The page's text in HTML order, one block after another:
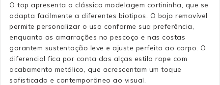
O top apresenta a clássica modelagem cortininha, que se
adapta facilmente a diferentes biotipos. O bojo removível
permite personalizar o uso conforme sua preferência,
enquanto as amarrações no pescoço e nas costas
garantem sustentação leve e ajuste perfeito ao corpo. O
diferencial fica por conta das alças estilo rope com
acabamento metálico, que acrescentam um toque
sofisticado e contemporâneo ao visual.